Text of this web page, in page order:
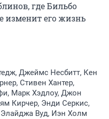
где Бильбо
изменит его жизнь
Джеймс Несбитт, Кен
Стивен Хантер,
Марк Хэдлоу, Джон
Кирчер, Энди Серкис,
Вуд, Иэн Холм